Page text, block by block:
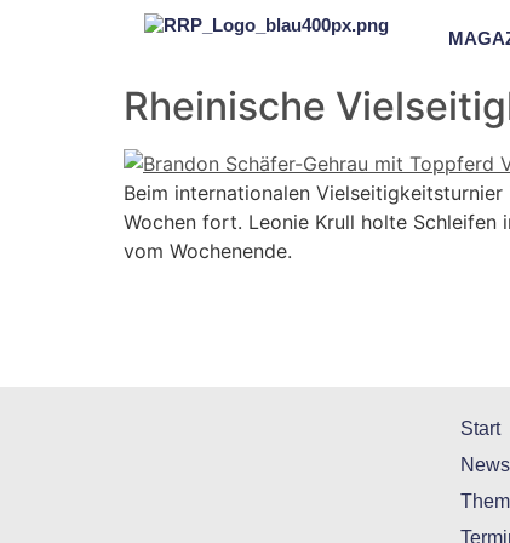
Rheinische
Beim internationalen
Wochen fort. Leonie Krull holte
vom Wochenende.
Start
News